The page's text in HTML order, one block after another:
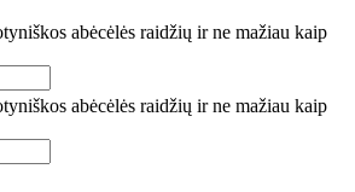
abėcėlės raidžių ir ne mažiau kaip
abėcėlės raidžių ir ne mažiau kaip